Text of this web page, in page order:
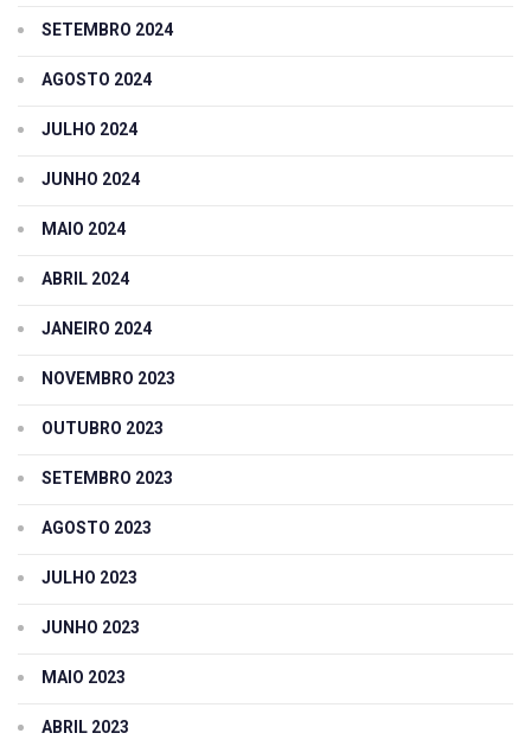
SETEMBRO 2024
AGOSTO 2024
JULHO 2024
JUNHO 2024
MAIO 2024
ABRIL 2024
JANEIRO 2024
NOVEMBRO 2023
OUTUBRO 2023
SETEMBRO 2023
AGOSTO 2023
JULHO 2023
JUNHO 2023
MAIO 2023
ABRIL 2023